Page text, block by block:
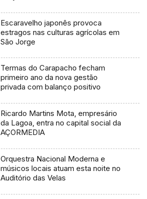
Escaravelho japonês provoca
estragos nas culturas agrícolas em
São Jorge
Termas do Carapacho fecham
primeiro ano da nova gestão
privada com balanço positivo
Ricardo Martins Mota, empresário
da Lagoa, entra no capital social da
AÇORMEDIA
Orquestra Nacional Moderna e
músicos locais atuam esta noite no
Auditório das Velas